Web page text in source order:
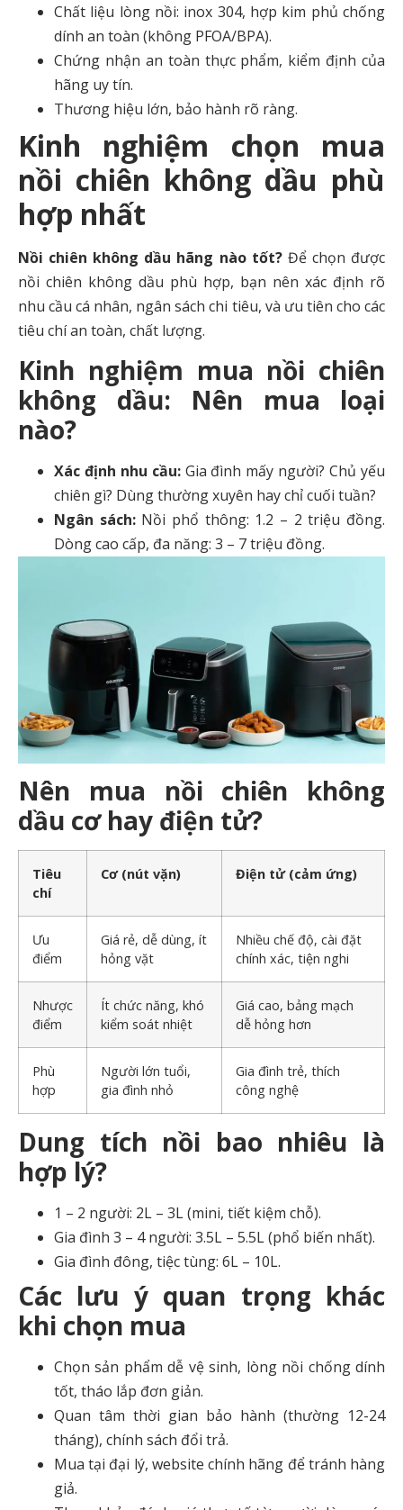
Chất liệu lòng nồi: inox 304, hợp kim phủ chống
dính an toàn (không PFOA/BPA).
Chứng nhận an toàn thực phẩm, kiểm định của
hãng uy tín.
Thương hiệu lớn, bảo hành rõ ràng.
Kinh nghiệm chọn mua
nồi chiên không dầu phù
hợp nhất
Nồi chiên không dầu hãng nào tốt?Để chọn được
nồi chiên không dầu phù hợp, bạn nên xác định rõ
nhu cầu cá nhân, ngân sách chi tiêu, và ưu tiên cho các
tiêu chí an toàn, chất lượng.
Kinh nghiệm mua nồi chiên
không dầu: Nên mua loại
nào?
Xác định nhu cầu:Gia đình mấy người? Chủ yếu
chiên gì? Dùng thường xuyên hay chỉ cuối tuần?
Ngân sách:Nồi phổ thông: 1.2 – 2 triệu đồng.
Dòng cao cấp, đa năng: 3 – 7 triệu đồng.
Nên mua nồi chiên không
dầu cơ hay điện tử?
Tiêu
chí
Cơ (nút vặn) Điện tử (cảm ứng)
Ưu
điểm
Giá rẻ, dễ dùng, ít
hỏng vặt
Nhiều chế độ, cài đặt
chính xác, tiện nghi
Nhược
điểm
Ít chức năng, khó
kiểm soát nhiệt
Giá cao, bảng mạch
dễ hỏng hơn
Phù
hợp
Người lớn tuổi,
gia đình nhỏ
Gia đình trẻ, thích
công nghệ
Dung tích nồi bao nhiêu là
hợp lý?
1 – 2 người: 2L – 3L (mini, tiết kiệm chỗ).
Gia đình 3 – 4 người: 3.5L – 5.5L (phổ biến nhất).
Gia đình đông, tiệc tùng: 6L – 10L.
Các lưu ý quan trọng khác
khi chọn mua
Chọn sản phẩm dễ vệ sinh, lòng nồi chống dính
tốt, tháo lắp đơn giản.
Quan tâm thời gian bảo hành (thường 12-24
tháng), chính sách đổi trả.
Mua tại đại lý, website chính hãng để tránh hàng
giả.